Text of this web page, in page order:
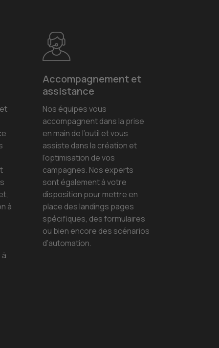
à
Accompagnement et
assistance
Nos équipes vous
accompagnent dans la prise
en main de l’outil et vous
assiste dans la création et
l’optimisation de vos
campagnes. Nos experts
sont également à votre
disposition pour mettre en
place des landings pages
spécifiques, des formulaires
ou bien encore des scénarios
d’automation.